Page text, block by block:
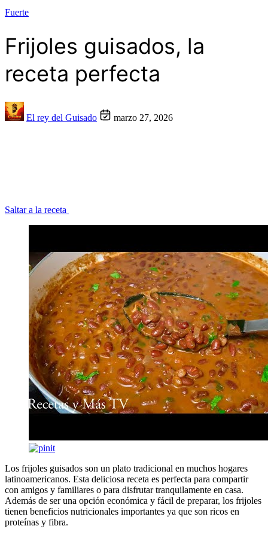
Fuerte
Frijoles guisados, la
receta perfecta
El rey del Guisado marzo 27, 2026
Saltar a la receta
Los frijoles guisados son un plato tradicional en muchos hogares
latinoamericanos. Esta deliciosa receta es perfecta para compartir
con amigos y familiares o para disfrutar tranquilamente en casa.
Además de ser una opción económica y fácil de preparar, los frijoles
tienen beneficios nutricionales importantes ya que son ricos en
proteínas y fibra.